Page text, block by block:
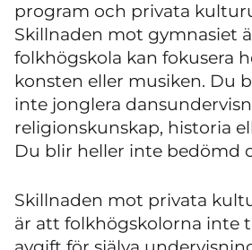
program och privata
Skillnaden mot gymnasiet
folkhögskola kan fokusera
konsten eller musiken. Du
inte jonglera
religionskunskap, historia
Du blir heller inte bedömd
Skillnaden mot privata
är att folkhögskolorna inte